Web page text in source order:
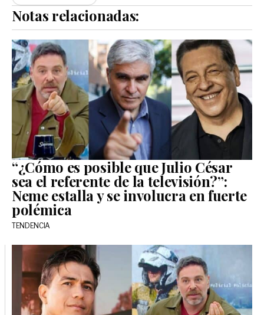
Notas relacionadas:
“¿Cómo es posible que Julio César
sea el referente de la televisión?”:
Neme estalla y se involucra en fuerte
polémica
TENDENCIA